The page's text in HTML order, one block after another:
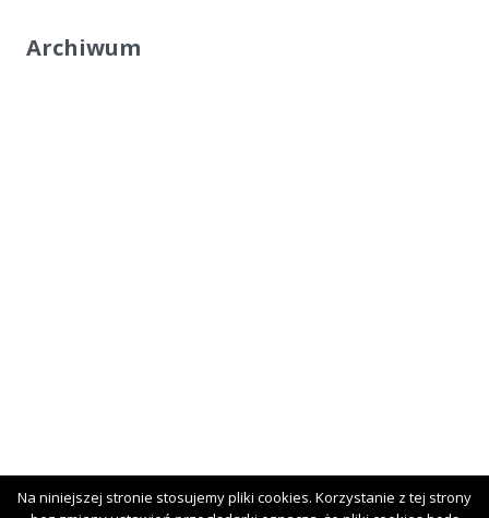
Archiwum
Na niniejszej stronie stosujemy pliki cookies. Korzystanie z tej strony